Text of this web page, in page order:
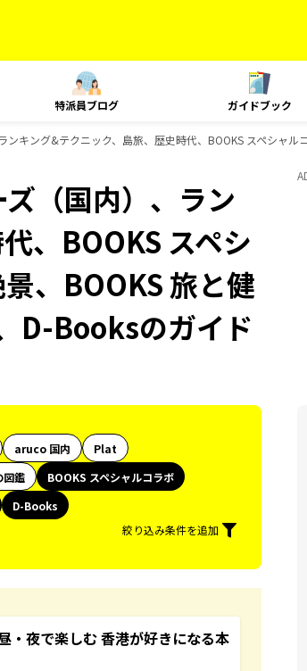
特派員ブログ ガイドブック
キング&テクニック、島旅、歴史時代、BOOKS スペシャ
（国内）、ラン
、BOOKS スペシ
、BOOKS 旅と健
D-Booksのガイド
aruco 国内
Plat
図鑑
BOOKS スペシャルコラボ
D-Books
絞り込み条件を追加
夜で楽しむ 香港が好きになる本